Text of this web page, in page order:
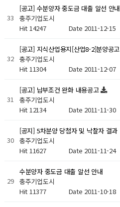
33
[공고] 수분양자 중도금 대출 알선 안내
충주기업도시
Hit 14247 Date 2011-12-15
32
[공고] 지식산업용지[산업8-2]분양공고
충주기업도시
Hit 11304 Date 2011-12-07
31
[공고] 납부조건 완화 내용공고
충주기업도시
Hit 12134 Date 2011-11-30
30
[공지] 5차분양 당첨자 및 낙찰자 결과
충주기업도시
Hit 11627 Date 2011-11-24
29
수분양자 중도금 대출 알선 안내
충주기업도시
Hit 11377 Date 2011-10-18